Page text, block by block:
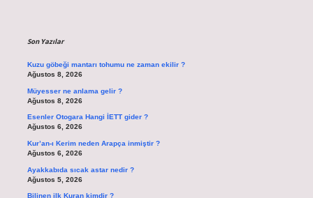
Son Yazılar
Kuzu göbeği mantarı tohumu ne zaman ekilir ?
Ağustos 8, 2026
Müyesser ne anlama gelir ?
Ağustos 8, 2026
Esenler Otogara Hangi İETT gider ?
Ağustos 6, 2026
Kur’an-ı Kerim neden Arapça inmiştir ?
Ağustos 6, 2026
Ayakkabıda sıcak astar nedir ?
Ağustos 5, 2026
Bilinen ilk Kuran kimdir ?